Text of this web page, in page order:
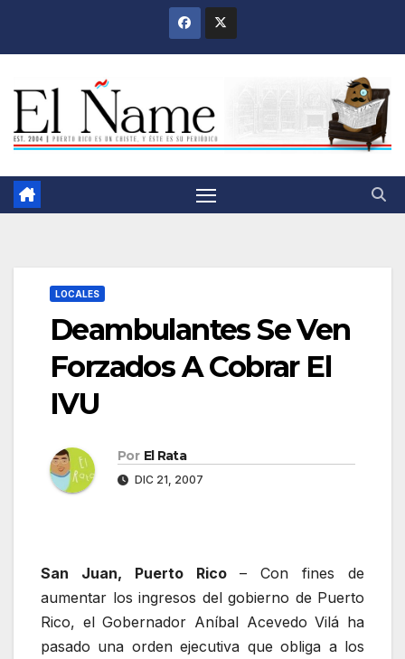
LOCALES
Deambulantes Se Ven
Forzados A Cobrar El
IVU
Por El Rata
DIC 21, 2007
San Juan, Puerto Rico– Con fines de
aumentar los ingresos del gobierno de Puerto
Rico, el Gobernador Aníbal Acevedo Vilá ha
pasado una orden ejecutiva que obliga a los